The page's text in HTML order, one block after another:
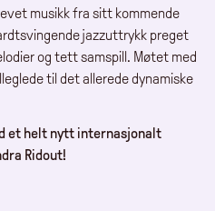
musikk fra sitt kommende
jazzuttrykk preget
og tett samspill. Møtet med
til det allerede dynamiske
et helt nytt internasjonalt
Ridout!